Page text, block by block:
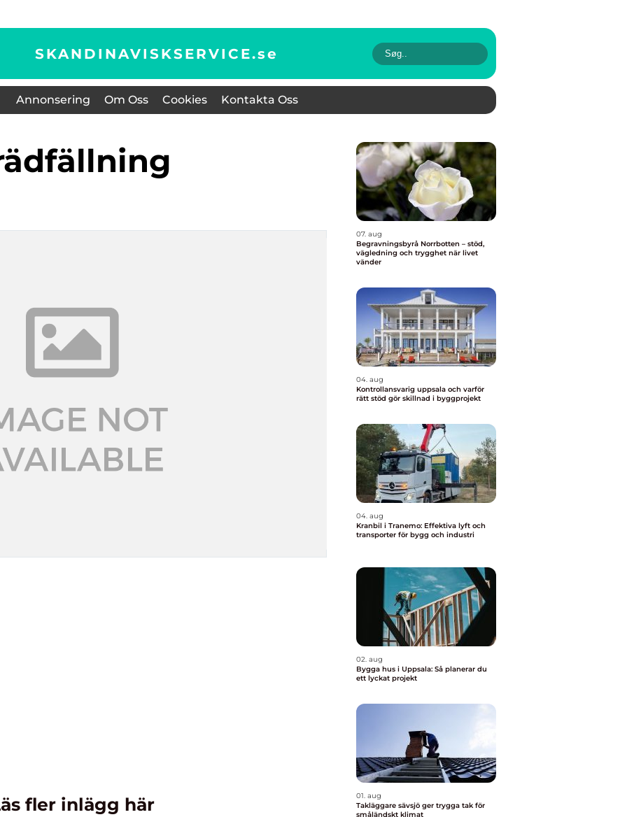
SKANDINAVISKSERVICE.se
Annonsering Om Oss Cookies Kontakta Oss
fler inlägg här
07. aug
Begravningsbyrå Norrbotten – stöd,
vägledning och trygghet när livet
vänder
04. aug
Kontrollansvarig uppsala och varför
rätt stöd gör skillnad i byggprojekt
04. aug
Kranbil i Tranemo: Effektiva lyft och
transporter för bygg och industri
02. aug
Bygga hus i Uppsala: Så planerar du
ett lyckat projekt
01. aug
Takläggare sävsjö ger trygga tak för
småländskt klimat